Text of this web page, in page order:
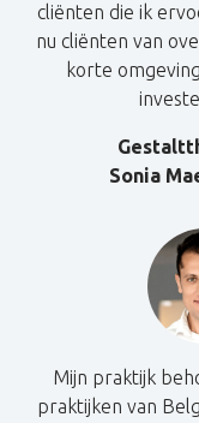
cliënten die ik
nu cliënten van
korte
Sonia
Mijn praktijk
praktijken van